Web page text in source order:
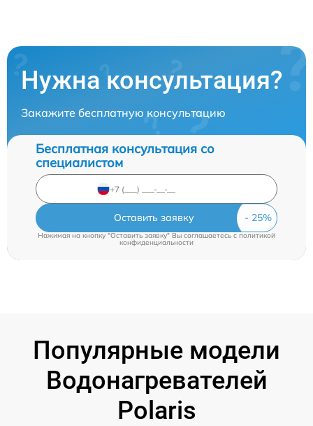
Нужна консультация?
Закажите бесплатную консультацию
Бесплатная консультация со
специалистом
Оставить заявку
Нажимая на кнопку "Оставить заявку" Вы соглашаетесь cполитикой
конфиденциальности
Популярные модели
Водонагревателей
Polaris